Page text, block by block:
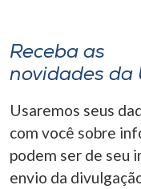
Receba as
novidades da
Usaremos seus
com você sobre
podem ser de seu
envio da